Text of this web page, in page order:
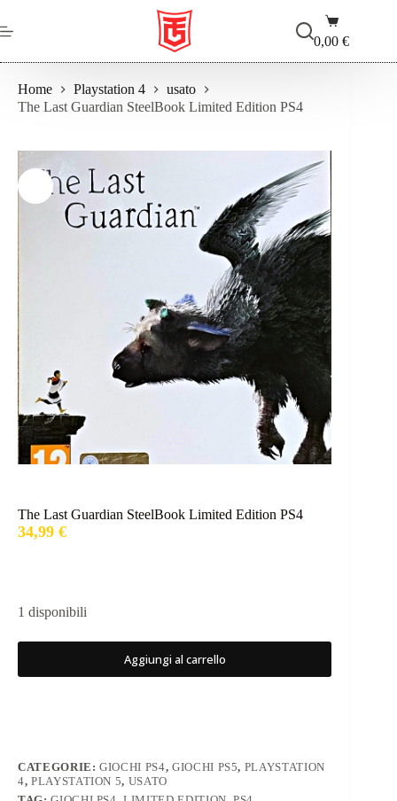
al
contenuto
Carrello
0,00€
Home Playstation 4
usato
The Last Guardian SteelBook Limited Edition PS4
The Last Guardian SteelBook Limited Edition PS4
34,99 €
1 disponibili
Aggiungi al carrello
CATEGORIE:GIOCHI PS4, GIOCHI PS5, PLAYSTATION
4, PLAYSTATION 5, USATO